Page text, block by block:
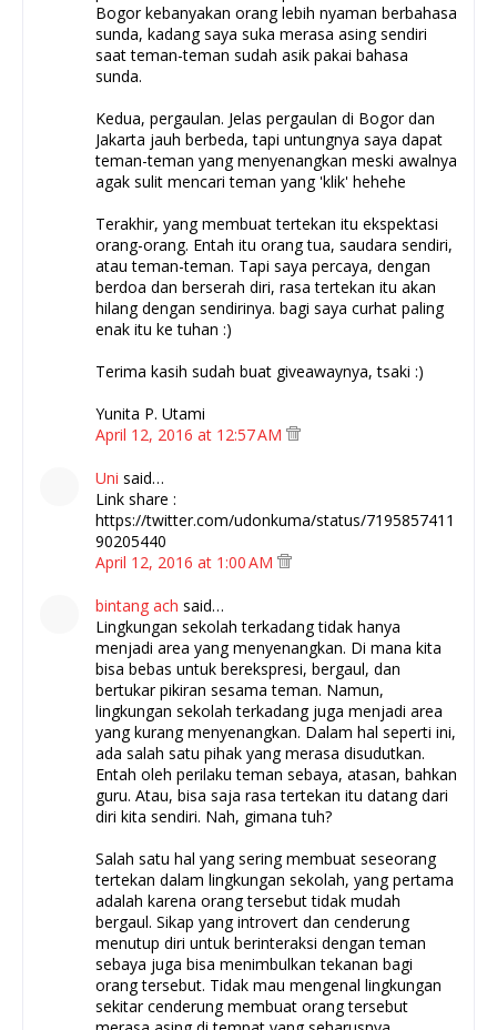
Bogor kebanyakan orang lebih nyaman berbahasa
sunda, kadang saya suka merasa asing sendiri
saat teman-teman sudah asik pakai bahasa
sunda.
Kedua, pergaulan. Jelas pergaulan di Bogor dan
Jakarta jauh berbeda, tapi untungnya saya dapat
teman-teman yang menyenangkan meski awalnya
agak sulit mencari teman yang 'klik' hehehe
Terakhir, yang membuat tertekan itu ekspektasi
orang-orang. Entah itu orang tua, saudara sendiri,
atau teman-teman. Tapi saya percaya, dengan
berdoa dan berserah diri, rasa tertekan itu akan
hilang dengan sendirinya. bagi saya curhat paling
enak itu ke tuhan :)
Terima kasih sudah buat giveawaynya, tsaki :)
Yunita P. Utami
April 12, 2016 at 12:57 AM
Uni said…
Link share :
https://twitter.com/udonkuma/status/7195857411
90205440
April 12, 2016 at 1:00 AM
bintang ach said…
Lingkungan sekolah terkadang tidak hanya
menjadi area yang menyenangkan. Di mana kita
bisa bebas untuk berekspresi, bergaul, dan
bertukar pikiran sesama teman. Namun,
lingkungan sekolah terkadang juga menjadi area
yang kurang menyenangkan. Dalam hal seperti ini,
ada salah satu pihak yang merasa disudutkan.
Entah oleh perilaku teman sebaya, atasan, bahkan
guru. Atau, bisa saja rasa tertekan itu datang dari
diri kita sendiri. Nah, gimana tuh?
Salah satu hal yang sering membuat seseorang
tertekan dalam lingkungan sekolah, yang pertama
adalah karena orang tersebut tidak mudah
bergaul. Sikap yang introvert dan cenderung
menutup diri untuk berinteraksi dengan teman
sebaya juga bisa menimbulkan tekanan bagi
orang tersebut. Tidak mau mengenal lingkungan
sekitar cenderung membuat orang tersebut